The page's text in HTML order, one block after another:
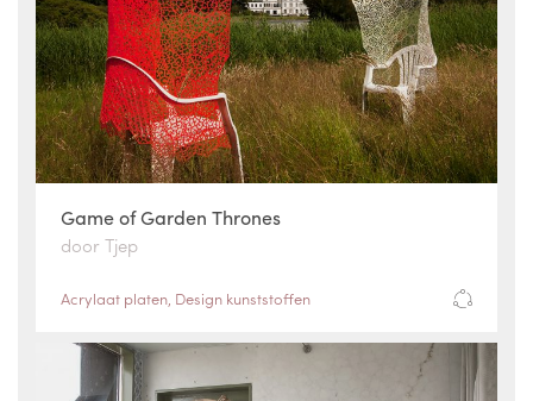
Game of Garden Thrones
door Tjep
Acrylaat platen, Design kunststoffen